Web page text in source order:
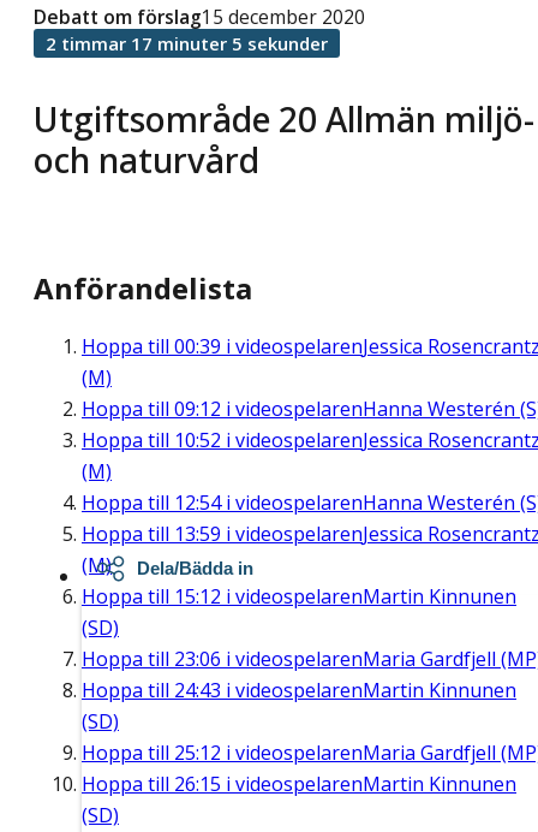
Utgiftsområde 20 Allmän miljö-
och naturvård
Debatt om förslag15 december 2020
2 timmar 17 minuter 5 sekunder
Anförandelista
Hoppa till 00:39 i videospelarenJessica
(M)
Hoppa till 09:12 i videospelarenHanna Westerén
Hoppa till 10:52 i videospelarenJessica
(M)
Hoppa till 12:54i videospelarenHanna Westerén
Hoppa till 13:59 i videospelarenJessica
(M)
Hoppa till 15:12 i videospelarenMartin Kinnunen
(SD)
Hoppa till 23:06 i videospelarenMaria Gardfjell
Hoppa till 24:43 i videospelarenMartin Kinnunen
(SD)
Hoppa till 25:12 i videospelarenMaria Gardfjell
Hoppa till 26:15 i videospelarenMartin Kinnunen
(SD)
Dela/Bädda in